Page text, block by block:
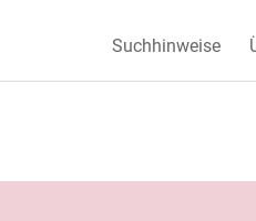
Suchhinweise